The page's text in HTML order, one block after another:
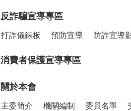
反詐騙宣導專區
打詐儀錶板 預防宣導 防詐宣導
消費者保護宣導專區
關於本會
主委簡介 機關編制 委員名單